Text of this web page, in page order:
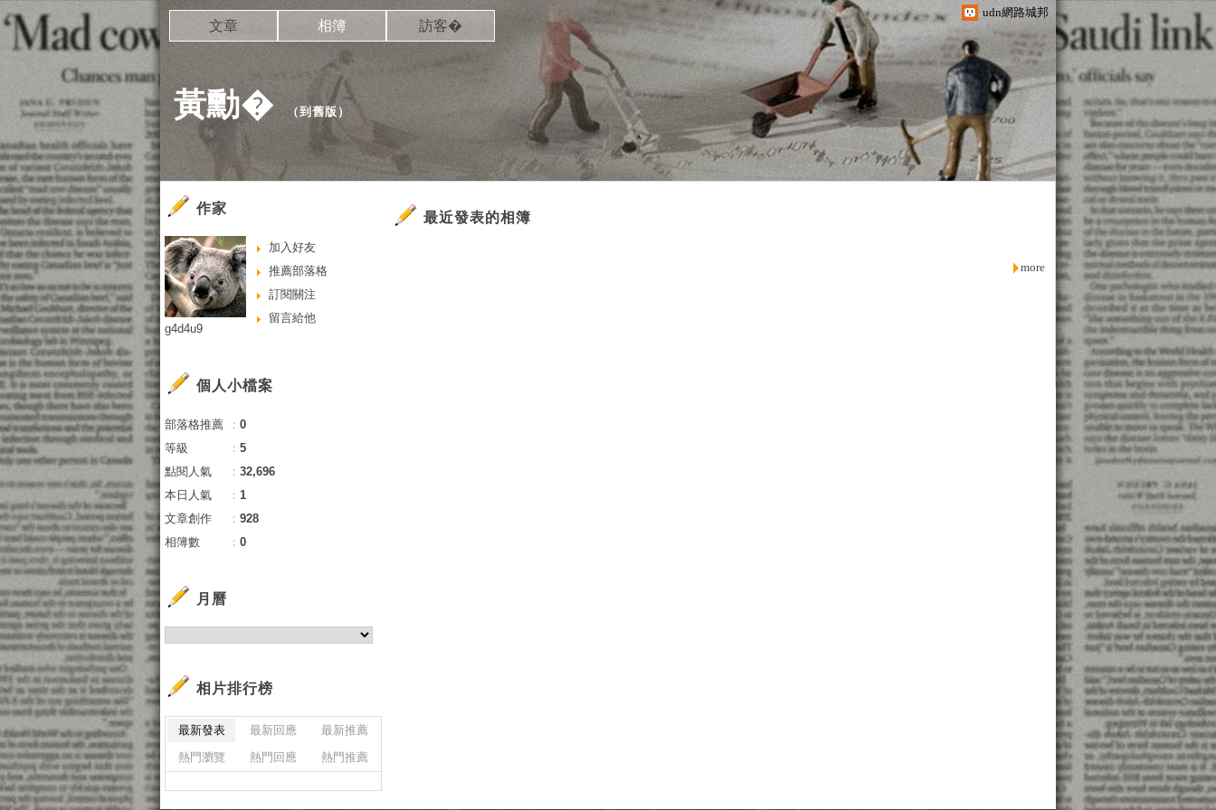
udn網路城邦
黃勳� （到舊版 ）
文章 相簿 訪客�
最近發表的相簿
more
作家
加入好友
推薦部落格
訂閱關注
留言給他
g4d4u9
個人小檔案
部落格推薦 ： 0
等級
： 5
點閱人氣
： 32,696
本日人氣
： 1
文章創作
： 928
相簿數
： 0
月曆
相片排行榜
最新發表 最新回應
最新推薦
熱門瀏覽
熱門回應 熱門推薦